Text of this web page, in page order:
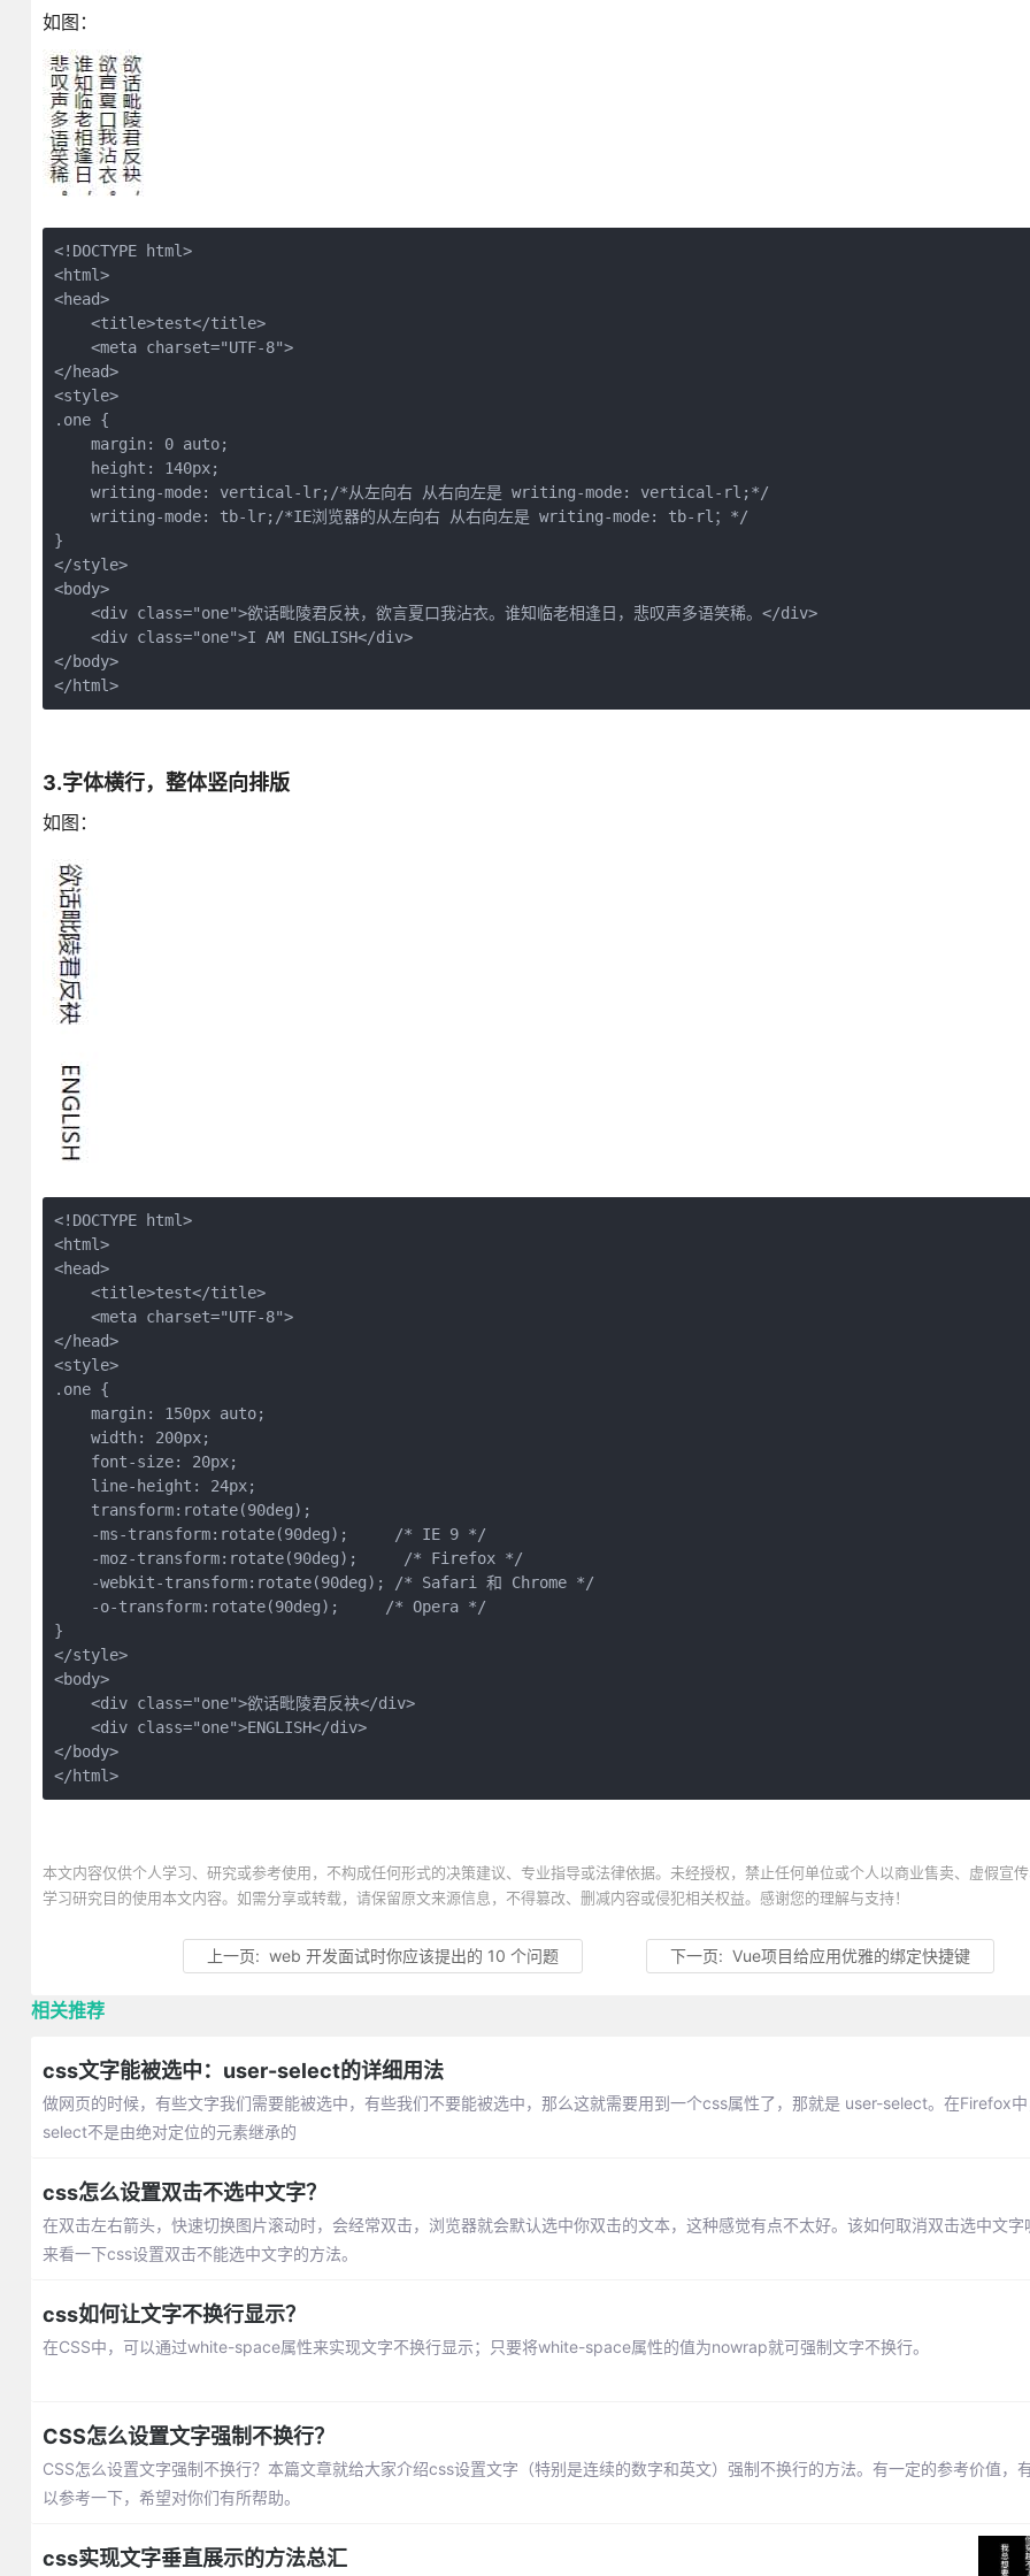
如图：
<!DOCTYPE html>
<html>
<head>
    <title>test</title>
    <meta charset="UTF-8">
</head>
<style>
.one {
    margin: 0 auto;
    height: 140px;
    writing-mode: vertical-lr;/*从左向右 从右向左是 writing-mode: vertical-rl;*/
    writing-mode: tb-lr;/*IE浏览器的从左向右 从右向左是 writing-mode: tb-rl；*/
}
</style>
<body>
    <div class="one">欲话毗陵君反袂，欲言夏口我沾衣。谁知临老相逢日，悲叹声多语笑稀。</div>
    <div class="one">I AM ENGLISH</div>
</body>
</html>
3.字体横行，整体竖向排版
如图：
<!DOCTYPE html>
<html>
<head>
    <title>test</title>
    <meta charset="UTF-8">
</head>
<style>
.one {
    margin: 150px auto;
    width: 200px;
    font-size: 20px;
    line-height: 24px;
    transform:rotate(90deg);
    -ms-transform:rotate(90deg);     /* IE 9 */
    -moz-transform:rotate(90deg);     /* Firefox */
    -webkit-transform:rotate(90deg); /* Safari 和 Chrome */
    -o-transform:rotate(90deg);     /* Opera */
}
</style>
<body>
    <div class="one">欲话毗陵君反袂</div>
    <div class="one">ENGLISH</div>
</body>
</html>
本文内容仅供个人学习、研究或参考使用，不构成任何形式的决策建议、专业指导或法律依据。未经授权，禁止任何单位或个人以商业售卖、虚假宣
学习研究目的使用本文内容。如需分享或转载，请保留原文来源信息，不得篡改、删减内容或侵犯相关权益。感谢您的理解与支持！
上一页: web 开发面试时你应该提出的 10 个问题 下一页: Vue项目给应用优雅的绑定快捷键
相关推荐
css文字能被选中：user-select的详细用法
做网页的时候，有些文字我们需要能被选中，有些我们不要能被选中，那么这就需要用到一个css属性了，那就是 user-select。在Firefox
select不是由绝对定位的元素继承的
css怎么设置双击不选中文字？
在双击左右箭头，快速切换图片滚动时，会经常双击，浏览器就会默认选中你双击的文本，这种感觉有点不太好。该如何取消双击选中文字
来看一下css设置双击不能选中文字的方法。
css如何让文字不换行显示？
在CSS中，可以通过white-space属性来实现文字不换行显示；只要将white-space属性的值为nowrap就可强制文字不换行。
CSS怎么设置文字强制不换行？
CSS怎么设置文字强制不换行？本篇文章就给大家介绍css设置文字（特别是连续的数字和英文）强制不换行的方法。有一定的参考价值，
以参考一下，希望对你们有所帮助。
css实现文字垂直展示的方法总汇